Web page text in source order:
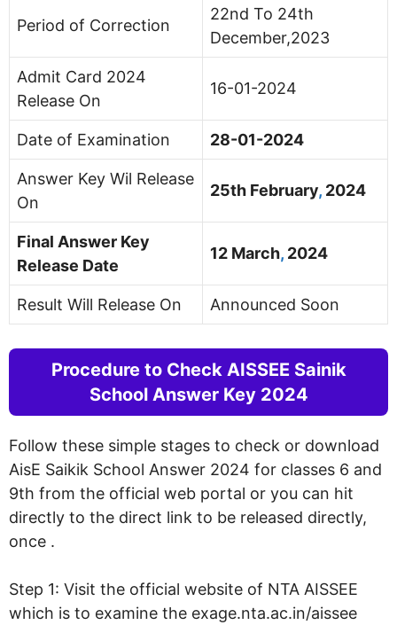
Period of Correction
22nd To 24th
December,2023
Admit Card 2024
Release On
16-01-2024
Date of Examination 28-01-2024
Answer Key Wil Release
On
25th February, 2024
Final Answer Key
Release Date
12 March, 2024
Result Will Release On Announced Soon
Procedure to Check AISSEE Sainik
School Answer Key 2024
Follow these simple stages to check or download
AisE Saikik School Answer 2024 for classes 6 and
9th from the official web portal or you can hit
directly to the direct link to be released directly,
once .
Step 1: Visit the official website of NTA AISSEE
which is to examine the exage.nta.ac.in/aissee